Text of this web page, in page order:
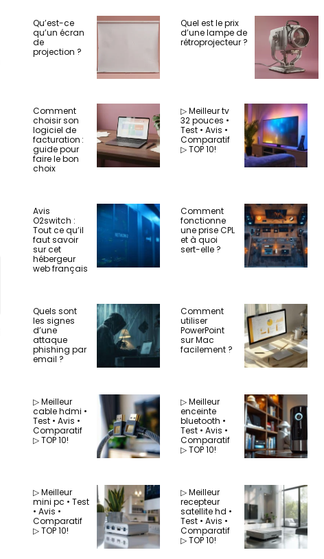
Qu’est-ce
qu’un écran
de
projection ?
Quel est le prix
d’une lampe de
rétroprojecteur ?
Comment
choisir son
logiciel de
facturation :
guide pour
faire le bon
choix
▷ Meilleur tv
32 pouces •
Test • Avis •
Comparatif
▷ TOP 10!
Avis
O2switch :
Tout ce qu’il
faut savoir
sur cet
hébergeur
web français
Comment
fonctionne
une prise CPL
et à quoi
sert-elle ?
Quels sont
les signes
d’une
attaque
phishing par
email ?
Comment
utiliser
PowerPoint
sur Mac
facilement ?
▷ Meilleur
cable hdmi •
Test • Avis •
Comparatif
▷ TOP 10!
▷ Meilleur
enceinte
bluetooth •
Test • Avis •
Comparatif
▷ TOP 10!
▷ Meilleur
mini pc • Test
• Avis •
Comparatif
▷ TOP 10!
▷ Meilleur
recepteur
satellite hd •
Test • Avis •
Comparatif
▷ TOP 10!